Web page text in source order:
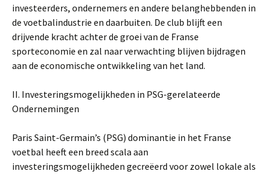
investeerders, ondernemers en andere belanghebbenden in
de voetbalindustrie en daarbuiten. De club blijft een
drijvende kracht achter de groei van de Franse
sporteconomie en zal naar verwachting blijven bijdragen
aan de economische ontwikkeling van het land.
II. Investeringsmogelijkheden in PSG-gerelateerde
Ondernemingen
Paris Saint-Germain’s (PSG) dominantie in het Franse
voetbal heeft een breed scala aan
investeringsmogelijkheden gecreëerd voor zowel lokale als